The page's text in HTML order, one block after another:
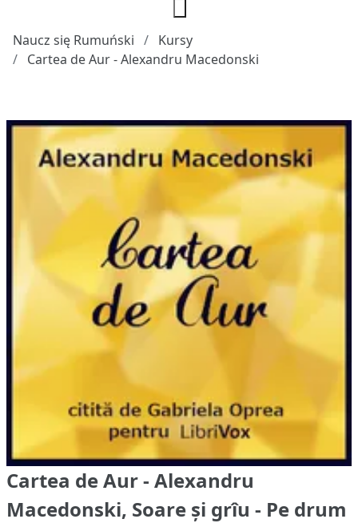
Naucz się Rumuński
Kursy
Cartea de Aur - Alexandru Macedonski
Cartea de Aur - Alexandru
Macedonski, Soare și grîu - Pe drum